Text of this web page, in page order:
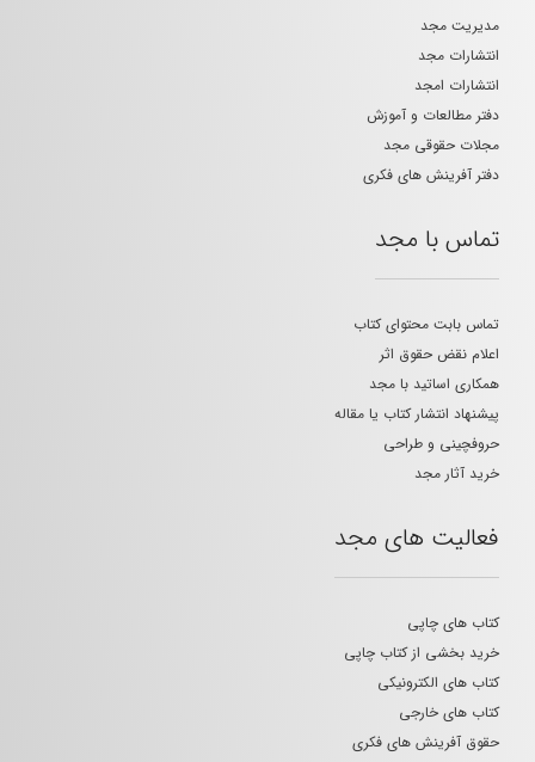
مدیریت مجد
انتشارات مجد
انتشارات امجد
دفتر مطالعات و آموزش
مجلات حقوقی مجد
دفتر آفرینش های فکری
تماس با مجد
تماس بابت محتوای کتاب
اعلام نقض حقوق اثر
همکاری اساتید با مجد
پیشنهاد انتشار کتاب یا مقاله
حروفچینی و طراحی
خرید آثار مجد
فعالیت های مجد
کتاب های چاپی
خرید بخشی از کتاب چاپی
کتاب های الکترونیکی
کتاب های خارجی
حقوق آفرینش های فکری